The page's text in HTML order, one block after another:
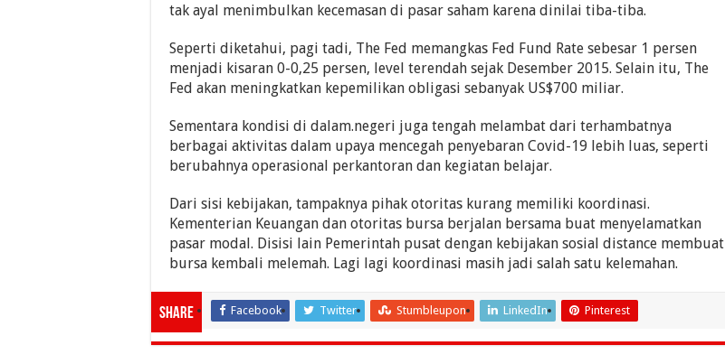
tak ayal menimbulkan kecemasan di pasar saham karena dinilai tiba-tiba.
Seperti diketahui, pagi tadi, The Fed memangkas Fed Fund Rate sebesar 1 persen
menjadi kisaran 0-0,25 persen, level terendah sejak Desember 2015. Selain itu, The
Fed akan meningkatkan kepemilikan obligasi sebanyak US$700 miliar.
Sementara kondisi di dalam.negeri juga tengah melambat dari terhambatnya
berbagai aktivitas dalam upaya mencegah penyebaran Covid-19 lebih luas, seperti
berubahnya operasional perkantoran dan kegiatan belajar.
Dari sisi kebijakan, tampaknya pihak otoritas kurang memiliki koordinasi.
Kementerian Keuangan dan otoritas bursa berjalan bersama buat menyelamatkan
pasar modal. Disisi lain Pemerintah pusat dengan kebijakan sosial distance membuat
bursa kembali melemah. Lagi lagi koordinasi masih jadi salah satu kelemahan.
Share Facebook Twitter Stumbleupon LinkedIn Pinterest